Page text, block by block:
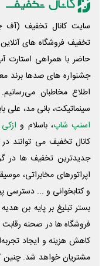
سایت کانال تخفیف (آف
تخفیف فروشگاه های
حاضر با همراهی استارت
جشنواره های صدها برند
اطلاع مخاطبان می‌رسانیم.
سینماتیکت، بانی مد، علی‌
اسنپ شاپ، باسلام و ازکی
کانال تخفیف می توانند
جدیدترین تخفیف ها در
اپراتورهای مخابراتی،
و کتابخوانی و ... دسترسی
بستر تبلیغ بر پایه بن
فروشگاه ها در صحنه
کاهش هزینه و ایجاد
مشتریان خواهد شد.